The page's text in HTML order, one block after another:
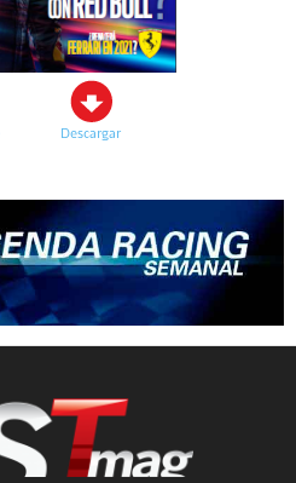
Descargar